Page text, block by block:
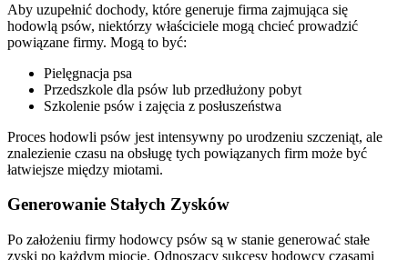
Aby uzupełnić dochody, które generuje firma zajmująca się
hodowlą psów, niektórzy właściciele mogą chcieć prowadzić
powiązane firmy. Mogą to być:
Pielęgnacja psa
Przedszkole dla psów lub przedłużony pobyt
Szkolenie psów i zajęcia z posłuszeństwa
Proces hodowli psów jest intensywny po urodzeniu szczeniąt, ale
znalezienie czasu na obsługę tych powiązanych firm może być
łatwiejsze między miotami.
Generowanie Stałych Zysków
Po założeniu firmy hodowcy psów są w stanie generować stałe
zyski po każdym miocie. Odnoszący sukcesy hodowcy czasami